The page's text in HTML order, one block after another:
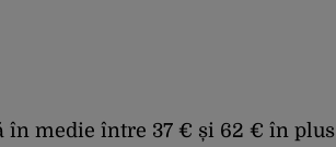
în medie între 37 € și 62 € în plus